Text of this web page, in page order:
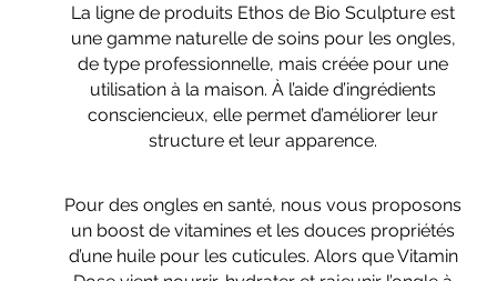
Pour des ongles en santé, nous vous proposons
un boost de vitamines et les douces propriétés
d’une huile pour les cuticules. Alors que Vitamin
La ligne de produits Ethos de Bio Sculpture est
une gamme naturelle de soins pour les ongles,
de type professionnelle, mais créée pour une
utilisation à la maison. À l’aide d’ingrédients
consciencieux, elle permet d’améliorer leur
structure et leur apparence.